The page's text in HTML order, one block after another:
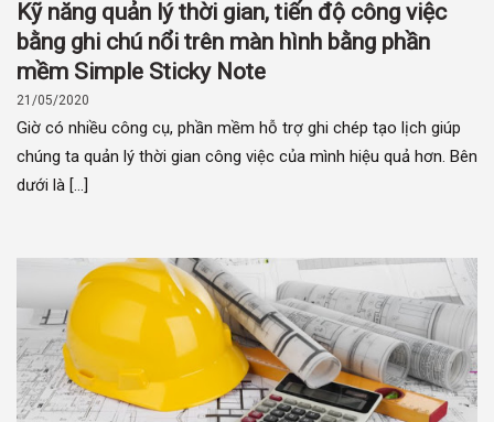
Kỹ năng quản lý thời gian, tiến độ công việc
bằng ghi chú nổi trên màn hình bằng phần
mềm Simple Sticky Note
21/05/2020
Giờ có nhiều công cụ, phần mềm hỗ trợ ghi chép tạo lịch giúp
chúng ta quản lý thời gian công việc của mình hiệu quả hơn. Bên
dưới là [...]